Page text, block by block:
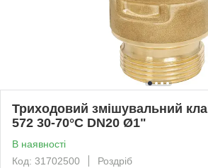
Триходовий змішувальний
572 30-70°C DN20 Ø1"
В наявності
Код: 31702500
Роздріб